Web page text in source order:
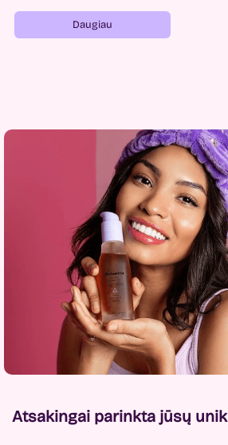
Daugiau
Atsakingai parinkta jūsų